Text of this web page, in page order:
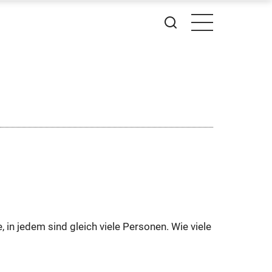
jedem sind gleich viele Personen. Wie viele